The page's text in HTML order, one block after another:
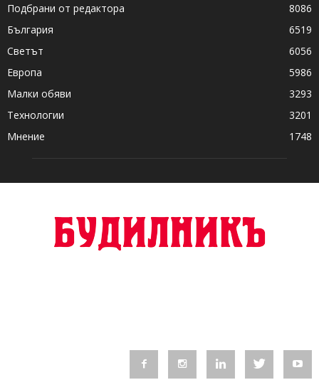
Подбрани от редактора
8086
България
6519
Светът
6056
Европа
5986
Малки обяви
3293
Технологии
3201
Мнение
1748